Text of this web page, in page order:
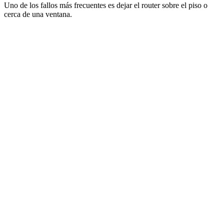
Uno de los fallos más frecuentes es dejar el router sobre el piso o
cerca de una ventana.